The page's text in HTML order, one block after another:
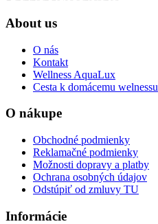
About us
O nás
Kontakt
Wellness AquaLux
Cesta k domácemu welnessu
O nákupe
Obchodné podmienky
Reklamačné podmienky
Možnosti dopravy a platby
Ochrana osobných údajov
Odstúpiť od zmluvy TU
Informácie